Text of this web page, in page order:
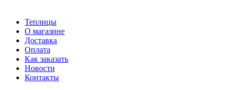
Теплицы
О магазине
Доставка
Оплата
Как заказать
Новости
Контакты